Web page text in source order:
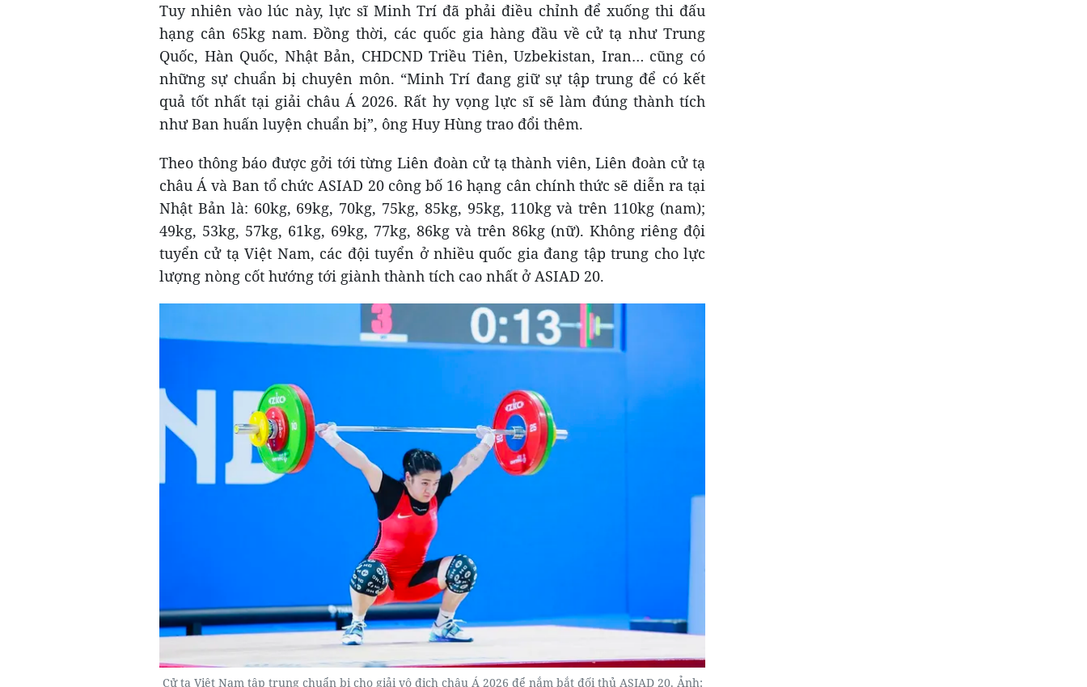
Tuy nhiên vào lúc này, lực sĩ Minh Trí đã phải điều chỉnh để xuống thi đấu
hạng cân 65kg nam. Đồng thời, các quốc gia hàng đầu về cử tạ như Trung
Quốc, Hàn Quốc, Nhật Bản, CHDCND Triều Tiên, Uzbekistan, Iran… cũng có
những sự chuẩn bị chuyên môn. “Minh Trí đang giữ sự tập trung để có kết
quả tốt nhất tại giải châu Á 2026. Rất hy vọng lực sĩ sẽ làm đúng thành tích
như Ban huấn luyện chuẩn bị”, ông Huy Hùng trao đổi thêm.
Theo thông báo được gởi tới từng Liên đoàn cử tạ thành viên, Liên đoàn cử tạ
châu Á và Ban tổ chức ASIAD 20 công bố 16 hạng cân chính thức sẽ diễn ra tại
Nhật Bản là: 60kg, 69kg, 70kg, 75kg, 85kg, 95kg, 110kg và trên 110kg (nam);
49kg, 53kg, 57kg, 61kg, 69kg, 77kg, 86kg và trên 86kg (nữ). Không riêng đội
tuyển cử tạ Việt Nam, các đội tuyển ở nhiều quốc gia đang tập trung cho lực
lượng nòng cốt hướng tới giành thành tích cao nhất ở ASIAD 20.
Cử tạ Việt Nam tập trung chuẩn bị cho giải vô địch châu Á 2026 để nắm bắt đối thủ ASIAD 20. Ảnh: